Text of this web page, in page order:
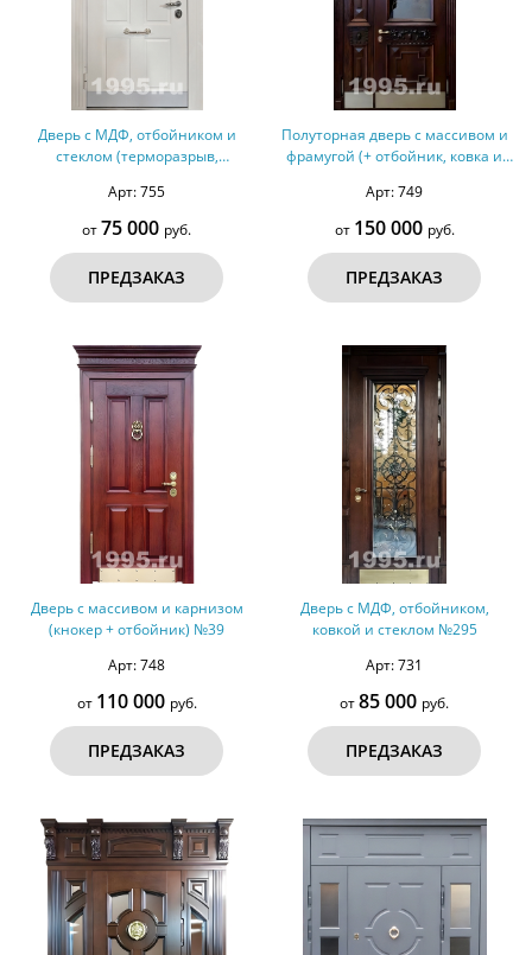
Дверь с МДФ, отбойником и
стеклом (терморазрыв,
Арт: 755
от75 000 руб.
ПРЕДЗАКАЗ
Полуторная дверь с массивом и
фрамугой (+ отбойник, ковка и
Арт: 749
от 150 000 руб.
ПРЕДЗАКАЗ
Дверь с массивом и карнизом
(кнокер + отбойник) №39
Арт: 748
от 110 000 руб.
ПРЕДЗАКАЗ
Дверь с МДФ, отбойником,
ковкой и стеклом №295
Арт: 731
от85 000 руб.
ПРЕДЗАКАЗ